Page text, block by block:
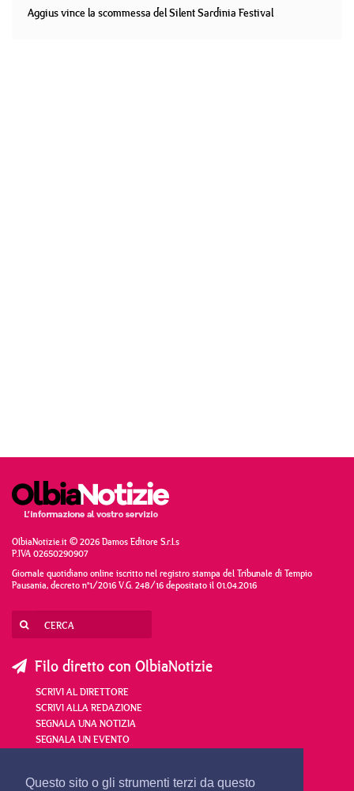
Questo sito o gli strumenti terzi da questo
Aggius vince la scommessa del Silent Sardinia Festival
OlbiaNotizie.it © 2026 Damos Editore S.r.l.s
P.IVA 02650290907
Giornale quotidiano online iscritto nel registro stampa del Tribunale di Tempio
Pausania, decreto n°1/2016 V.G. 248/16 depositato il 01.04.2016
Filo diretto con OlbiaNotizie
SCRIVI AL DIRETTORE
SCRIVI ALLA REDAZIONE
SEGNALA UNA NOTIZIA
SEGNALA UN EVENTO
redazione@olbianotizie.it